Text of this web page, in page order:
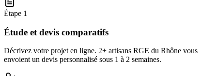
Étape 1
Étude et devis comparatifs
Décrivez votre projet en ligne. 2+ artisans RGE du Rhône vous
envoient un devis personnalisé sous 1 à 2 semaines.